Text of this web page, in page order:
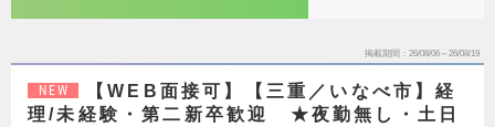
掲載期間 26/08/06～26/08/19
NEW
【WEB面接可】【三重／いなべ市】経
理/未経験・第二新卒歓迎 ★夜勤無し・土日